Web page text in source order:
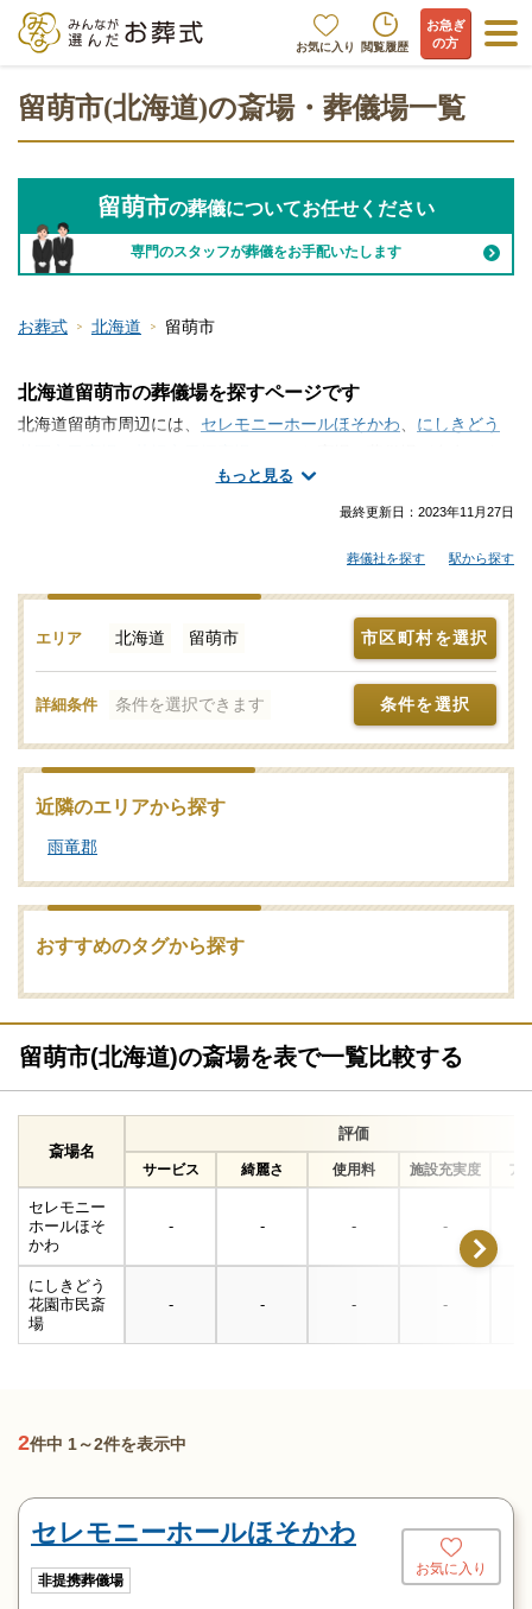
お気に入り 閲覧履歴
お急ぎ
の方
留萌市(北海道)の斎場・葬儀場一覧
留萌市の葬儀についてお任せください
専門のスタッフが葬儀をお手配いたします
お葬式 北海道 留萌市
もっと見る
北海道留萌市の葬儀場を探すページです
北海道留萌市周辺には、 セレモニーホールほそかわ、 にしきどう
す。留萌市で斎場・葬儀場の情報をお探しですか？家族葬や一日
葬・火葬式などの葬儀を行う場所は、ご自宅や寺院の式場、便利
が選んだお葬式」では、斎場やセレモニーホールを調査。それぞ
れの機能や評価などをご覧いただき、申込みの流れなど、ご不明
点があれば、些細と思われることでも遠慮なくお電話でご相談く
ださい。家族葬や一日葬、火葬式をどこで行うのがよいか？その
選び方や段取りの仕方をはじめ、式場・火葬場の手配までを含め
てサポートいたします。留萌市で利用者が多い式場・火葬場、参
空き日程の確認・利用状況などのお問合せも承りますので、まず
はご相談ください。写真を見ながら場所の雰囲気や価格相場を近
隣の斎場・葬儀場とで比較したり、新設セレモニーホールなどの
最新情報をチェックしたりなどの情報収集を行って留萌市の最適
な斎場・葬儀場をご確認ください。
も解説
最終更新日： 2023年11月27日
葬儀社を探す 駅から探す
エリア 北海道 留萌市 市区町村を選択
詳細条件 条件を選択できます 条件を選択
近隣のエリアから探す
雨竜郡
おすすめのタグから探す
留萌市(北海道)の斎場を表で一覧比較する
斎場名
評価
サービス 綺麗さ 使用料 施設充実度 ア
セレモニー
ホールほそ
かわ
- - - -
にしきどう
花園市民斎
場
- - - -
2件中 1～2件を表示中
セレモニーホールほそかわ
非提携葬儀場
お気に入り